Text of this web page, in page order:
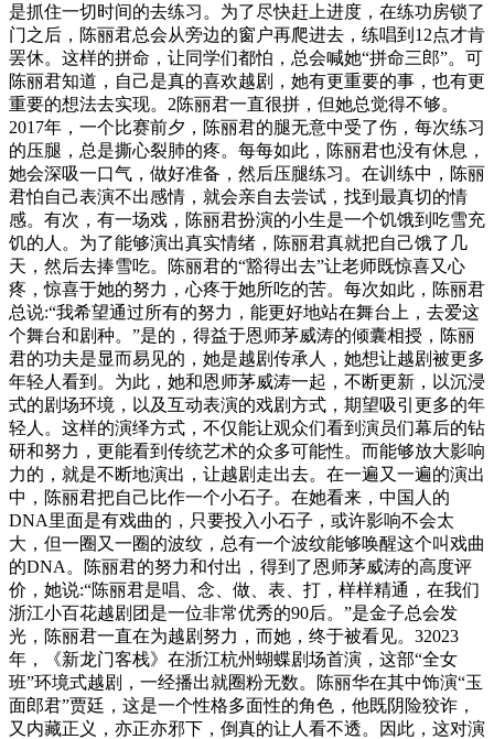
是抓住一切时间的去练习。为了尽快赶上进度，在练功房锁了
门之后，陈丽君总会从旁边的窗户再爬进去，练唱到12点才肯
罢休。这样的拼命，让同学们都怕，总会喊她“拼命三郎”。可
陈丽君知道，自己是真的喜欢越剧，她有更重要的事，也有更
重要的想法去实现。2陈丽君一直很拼，但她总觉得不够。
2017年，一个比赛前夕，陈丽君的腿无意中受了伤，每次练习
的压腿，总是撕心裂肺的疼。每每如此，陈丽君也没有休息，
她会深吸一口气，做好准备，然后压腿练习。在训练中，陈丽
君怕自己表演不出感情，就会亲自去尝试，找到最真切的情
感。有次，有一场戏，陈丽君扮演的小生是一个饥饿到吃雪充
饥的人。为了能够演出真实情绪，陈丽君真就把自己饿了几
天，然后去捧雪吃。陈丽君的“豁得出去”让老师既惊喜又心
疼，惊喜于她的努力，心疼于她所吃的苦。每次如此，陈丽君
总说:“我希望通过所有的努力，能更好地站在舞台上，去爱这
个舞台和剧种。”是的，得益于恩师茅威涛的倾囊相授，陈丽
君的功夫是显而易见的，她是越剧传承人，她想让越剧被更多
年轻人看到。为此，她和恩师茅威涛一起，不断更新，以沉浸
式的剧场环境，以及互动表演的戏剧方式，期望吸引更多的年
轻人。这样的演绎方式，不仅能让观众们看到演员们幕后的钻
研和努力，更能看到传统艺术的众多可能性。而能够放大影响
力的，就是不断地演出，让越剧走出去。在一遍又一遍的演出
中，陈丽君把自己比作一个小石子。在她看来，中国人的
DNA里面是有戏曲的，只要投入小石子，或许影响不会太
大，但一圈又一圈的波纹，总有一个波纹能够唤醒这个叫戏曲
的DNA。陈丽君的努力和付出，得到了恩师茅威涛的高度评
价，她说:“陈丽君是唱、念、做、表、打，样样精通，在我们
浙江小百花越剧团是一位非常优秀的90后。”是金子总会发
光，陈丽君一直在为越剧努力，而她，终于被看见。32023
年，《新龙门客栈》在浙江杭州蝴蝶剧场首演，这部“全女
班”环境式越剧，一经播出就圈粉无数。陈丽华在其中饰演“玉
面郎君”贾廷，这是一个性格多面性的角色，他既阴险狡诈，
又内藏正义，亦正亦邪下，倒真的让人看不透。因此，这对演